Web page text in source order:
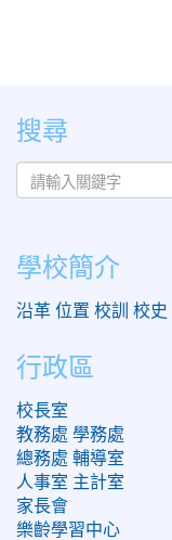
:::
搜尋
學校簡介
沿革 位置 校訓 校史
行政區
校長室
教務處 學務處
總務處 輔導室
人事室 主計室
家長會
樂齡學習中心